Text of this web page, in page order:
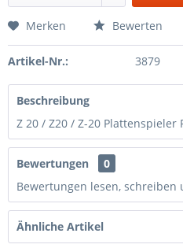
Merken Bewerten
Artikel-Nr.: 3879
Beschreibung
Z 20 / Z20 / Z-20
Bewertungen
0
Bewertungen lesen, schreiben
Ähnliche Artikel